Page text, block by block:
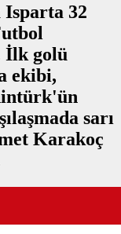
Isparta 32
İlk golü
ekibi,
sarı
Karakoç